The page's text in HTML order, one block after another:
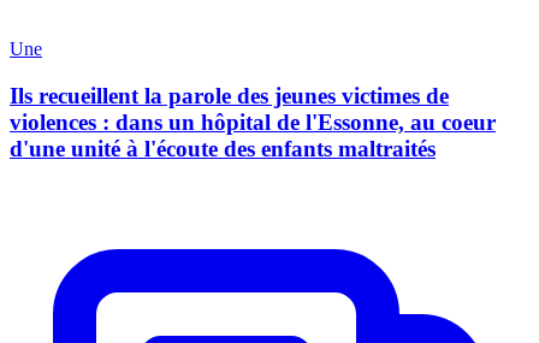
Une
Ils recueillent la parole des jeunes victimes de
violences : dans un hôpital de l'Essonne, au coeur
d'une unité à l'écoute des enfants maltraités